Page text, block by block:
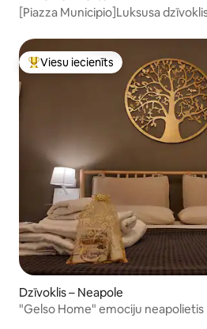
[Piazza Municipio]Luksusa
Populārs viesu iecienīts mājoklis
Viesu iecienīts
Dzīvoklis – Neapole
"Gelso Home" emociju neapolietis